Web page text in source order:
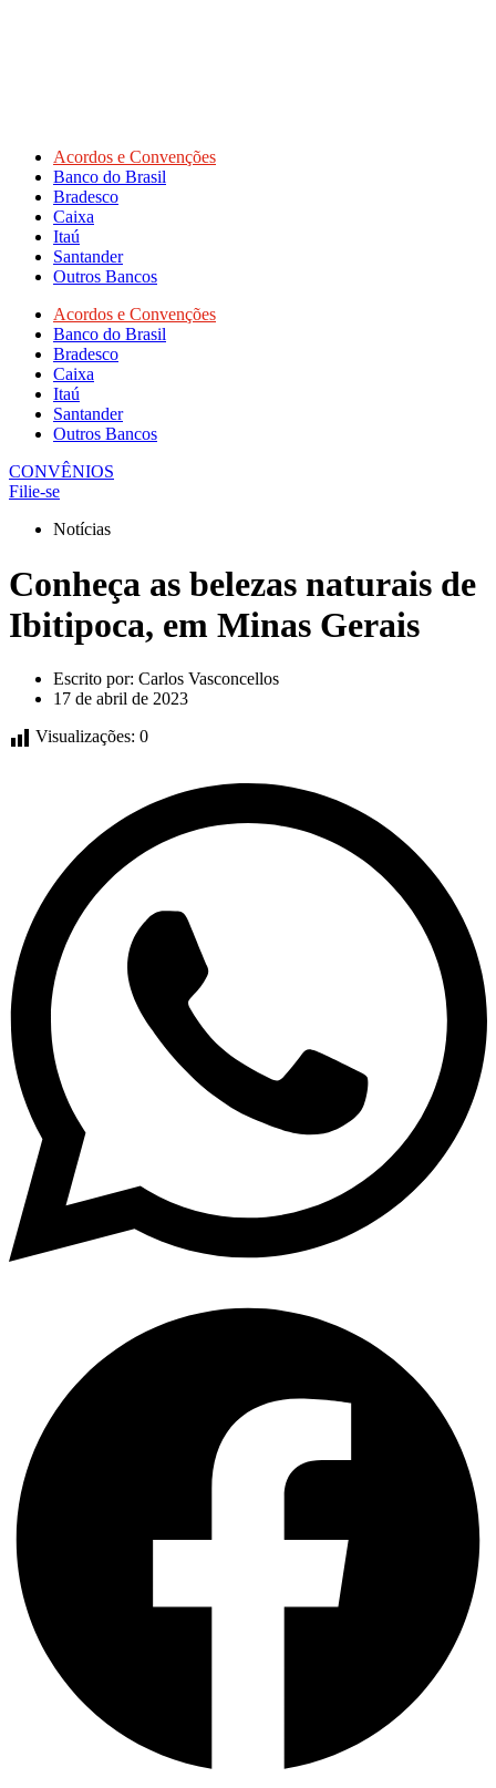
Acordos e Convenções
Banco do Brasil
Bradesco
Caixa
Itaú
Santander
Outros Bancos
Acordos e Convenções
Banco do Brasil
Bradesco
Caixa
Itaú
Santander
Outros Bancos
CONVÊNIOS
Filie-se
Notícias
Conheça as belezas naturais de
Ibitipoca, em Minas Gerais
Escrito por: Carlos Vasconcellos
17 de abril de 2023
Visualizações: 0